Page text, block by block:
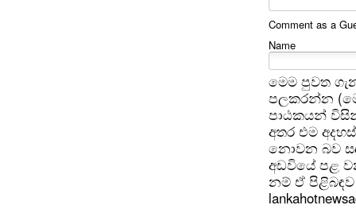
Comment as a
Name
මෙම පුවත
පලකරන්න
පාඨකයන්
අතර එම
නොවන බව
අඩවියේ පළ
නම් ඒ පිළිබඳව